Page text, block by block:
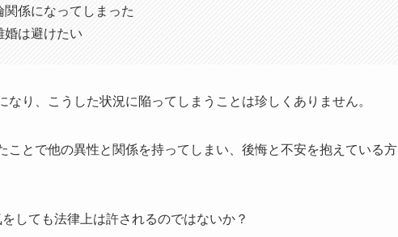
係になってしまった
婚は避けたい
り、こうした状況に陥ってしまうことは珍しくありません。
ことで他の異性と関係を持ってしまい、後悔と不安を抱えている方
しても法律上は許されるのではないか？